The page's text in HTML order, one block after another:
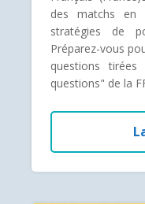
des matchs en
stratégies de
Préparez-vous
questions
questions" de la